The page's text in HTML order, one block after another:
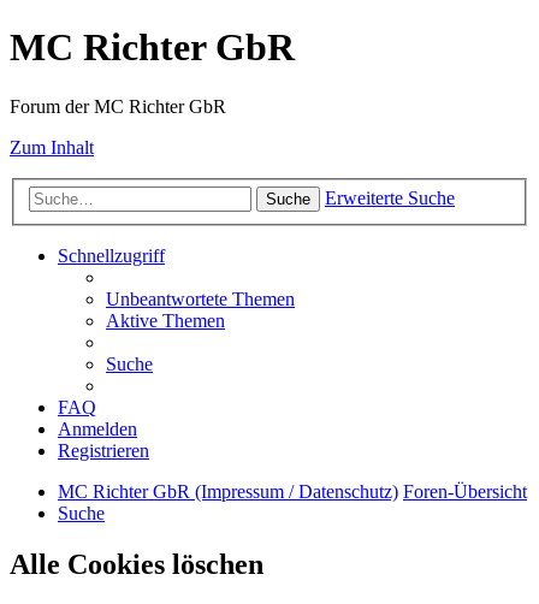
MC Richter GbR
Forum der MC Richter GbR
Zum Inhalt
Suche Erweiterte Suche
Schnellzugriff
Unbeantwortete Themen
Aktive Themen
Suche
FAQ
Anmelden
Registrieren
MC Richter GbR (Impressum / Datenschutz) Foren-Übersicht
Suche
Alle Cookies löschen